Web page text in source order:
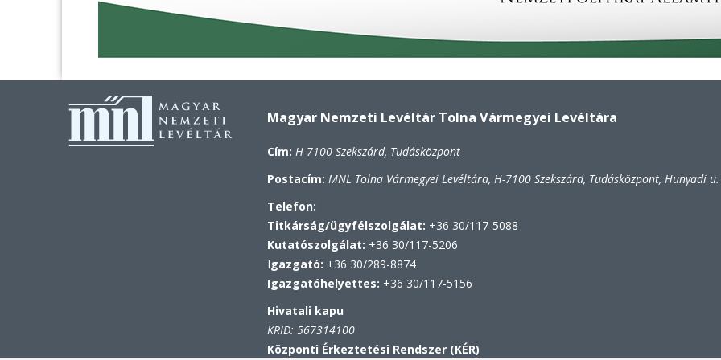
Magyar Nemzeti Levéltár Tolna Vármegyei Levéltára
Cím: H-7100 Szekszárd, Tudásközpont
Postacím: MNL Tolna Vármegyei Levéltára, H-7100 Szekszárd, Tudásközpont, Hunyadi
Telefon:
Titkárság/ügyfélszolgálat: +36 30/117-5088
Kutatószolgálat: +36 30/117-5206
Igazgató: +36 30/289-8874
Igazgatóhelyettes: +36 30/117-5156
Hivatali kapu
KRID: 567314100
Központi Érkeztetési Rendszer (KÉR)